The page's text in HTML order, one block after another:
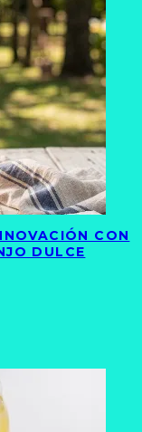
CON
DULCE